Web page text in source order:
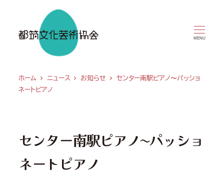
MENU
ホーム ニュース お知らせ
センター南駅ピアノ〜パッショ
ネートピアノ
センター南駅ピアノ〜パッショ
ネートピアノ